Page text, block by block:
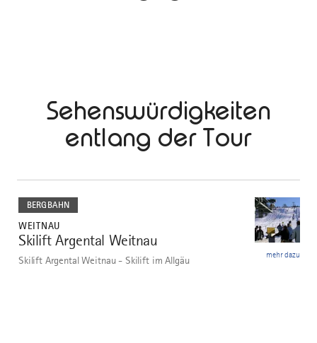
Sehenswürdigkeiten
entlang der Tour
BERGBAHN
WEITNAU
1
Skilift Argental Weitnau
Skilift Argental Weitnau - Skilift im Allgäu mehr dazu
dazu